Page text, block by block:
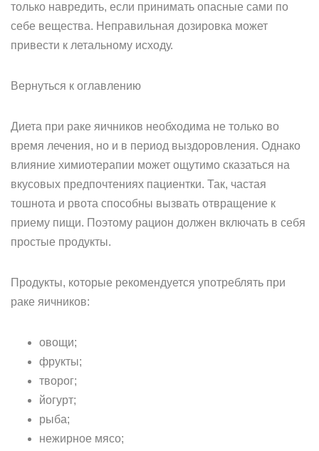
только навредить, если принимать опасные сами по
себе вещества. Неправильная дозировка может
привести к летальному исходу.
Вернуться к оглавлению
Диета при раке яичников необходима не только во
время лечения, но и в период выздоровления. Однако
влияние химиотерапии может ощутимо сказаться на
вкусовых предпочтениях пациентки. Так, частая
тошнота и рвота способны вызвать отвращение к
приему пищи. Поэтому рацион должен включать в себя
простые продукты.
Продукты, которые рекомендуется употреблять при
раке яичников:
овощи;
фрукты;
творог;
йогурт;
рыба;
нежирное мясо;